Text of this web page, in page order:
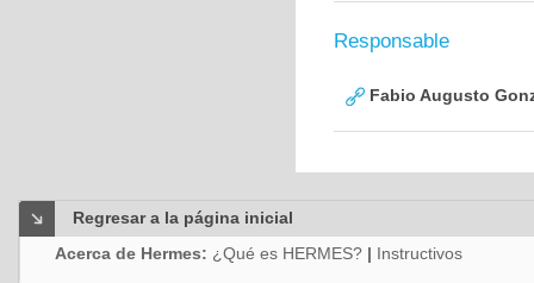
Responsable
Fabio Augusto
Regresar a la página inicial
Acerca de Hermes: ¿Qué es HERMES? | Instructivos